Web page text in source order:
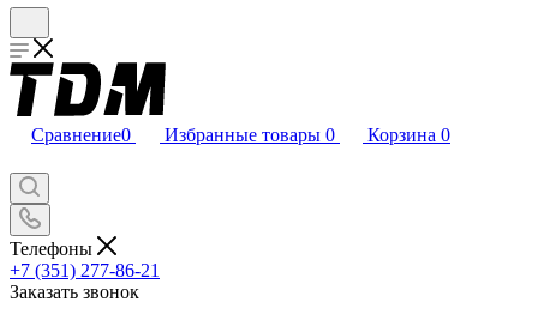
Сравнение0 Избранные товары 0 Корзина 0
Телефоны
+7 (351) 277-86-21
Заказать звонок